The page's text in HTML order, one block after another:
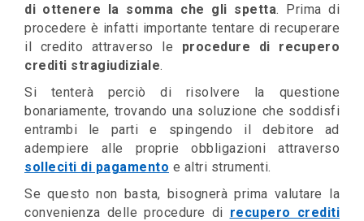
di ottenere la somma che gli spetta. Prima di
procedere è infatti importante tentare di recuperare
il credito attraverso le procedure di recupero
crediti stragiudiziale.
Si tenterà perciò di risolvere la questione
bonariamente, trovando una soluzione che soddisfi
entrambi le parti e spingendo il debitore ad
adempiere alle proprie obbligazioni attraverso
solleciti di pagamento e altri strumenti.
Se questo non basta, bisognerà prima valutare la
convenienza delle procedure di recupero crediti